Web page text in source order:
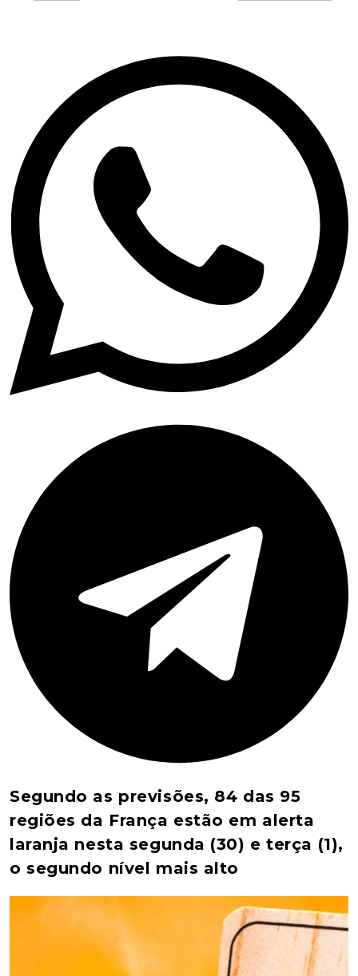
Segundo as previsões, 84 das 95
regiões da França estão em alerta
laranja nesta segunda (30) e terça (1),
o segundo nível mais alto